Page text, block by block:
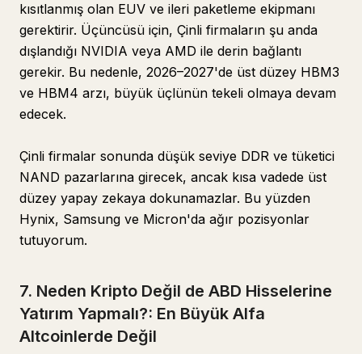
kısıtlanmış olan EUV ve ileri paketleme ekipmanı
gerektirir. Üçüncüsü için, Çinli firmaların şu anda
dışlandığı NVIDIA veya AMD ile derin bağlantı
gerekir. Bu nedenle, 2026–2027'de üst düzey HBM3
ve HBM4 arzı, büyük üçlünün tekeli olmaya devam
edecek.
Çinli firmalar sonunda düşük seviye DDR ve tüketici
NAND pazarlarına girecek, ancak kısa vadede üst
düzey yapay zekaya dokunamazlar. Bu yüzden
Hynix, Samsung ve Micron'da ağır pozisyonlar
tutuyorum.
7. Neden Kripto Değil de ABD Hisselerine
Yatırım Yapmalı?: En Büyük Alfa
Altcoinlerde Değil